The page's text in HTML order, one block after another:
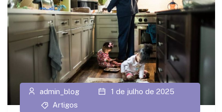
admin_blog
1 de julho de 2025
Artigos